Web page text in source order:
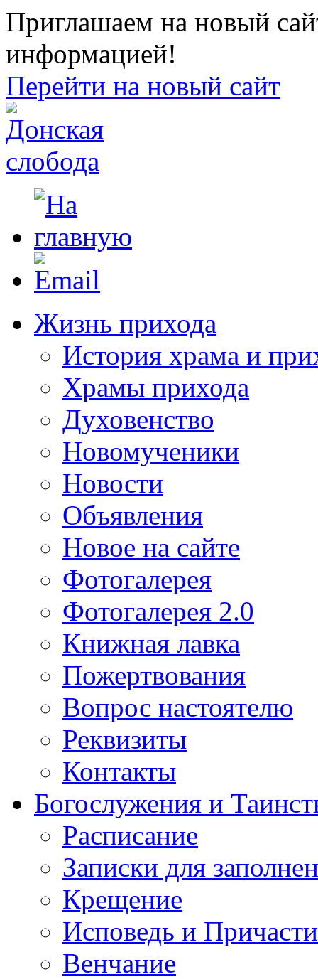
Приглашаем на новый
информацией!
Перейти на новый сайт
Жизнь прихода
История храма и
Храмы прихода
Духовенство
Новомученики
Новости
Объявления
Новое на сайте
Фотогалерея
Фотогалерея 2.0
Книжная лавка
Пожертвования
Вопрос настоятелю
Реквизиты
Контакты
Богослужения и
Расписание
Записки для
Крещение
Исповедь и
Венчание